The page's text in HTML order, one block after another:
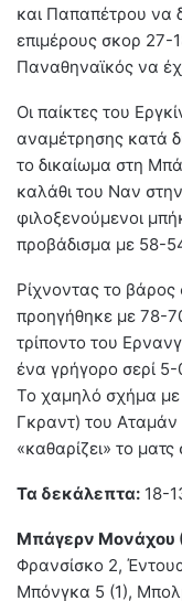
και Παπαπέτρου να
επιμέρους σκορ 27-
Παναθηναϊκός να
Oι παίκτες του
αναμέτρησης κατά
το δικαίωμα στη
καλάθι του Ναν
φιλοξενούμενοι
προβάδισμα με 58-
Ρίχνοντας το
προηγήθηκε με 78-
τρίποντο του
ένα γρήγορο σερί
Το χαμηλό σχήμα
Γκραντ) του
«καθαρίζει» το
Τα δεκάλεπτα: 18-
Μπάγερν Μονάχου
Φρανσίσκο 2,
Μπόνγκα 5 (1),